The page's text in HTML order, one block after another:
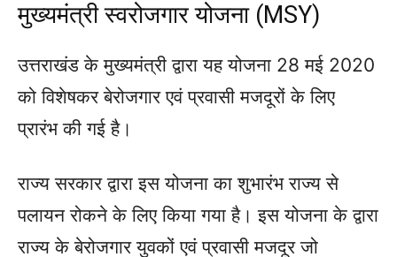
मुख्यमंत्री स्वरोजगार योजना (MSY)
उत्तराखंड के मुख्यमंत्री द्वारा यह योजना 28 मई 2020
को विशेषकर बेरोजगार एवं प्रवासी मजदूरों के लिए
प्रारंभ की गई है।
राज्य सरकार द्वारा इस योजना का शुभारंभ राज्य से
पलायन रोकने के लिए किया गया है। इस योजना के द्वारा
राज्य के बेरोजगार युवकों एवं प्रवासी मजदूर जो